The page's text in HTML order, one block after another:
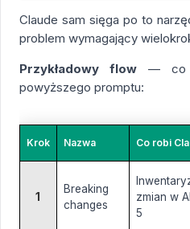
Claude sam sięga po to
problem wymagający
Przykładowy flow — co
powyższego promptu:
Krok Nazwa Co robi
1
Breaking
changes
zmian w
5